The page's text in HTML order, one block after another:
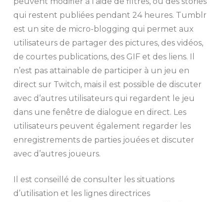
qui restent publiées pendant 24 heures. Tumblr
est un site de micro-blogging qui permet aux
utilisateurs de partager des pictures, des vidéos,
de courtes publications, des GIF et des liens. Il
n’est pas attainable de participer à un jeu en
direct sur Twitch, mais il est possible de discuter
avec d’autres utilisateurs qui regardent le jeu
dans une fenêtre de dialogue en direct. Les
utilisateurs peuvent également regarder les
enregistrements de parties jouées et discuter
avec d’autres joueurs.
Il est conseillé de consulter les situations
d’utilisation et les lignes directrices